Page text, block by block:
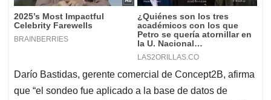
Darío Bastidas, gerente comercial de Concept2B, afirma
que “el sondeo fue aplicado a la base de datos de